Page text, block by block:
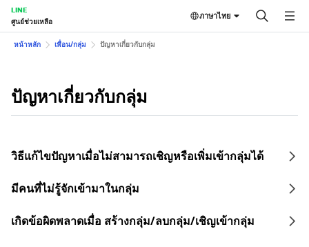
LINE
ศูนย์ช่วยเหลือ
ภาษาไทย
หน้าหลัก เพื่อน/กลุ่ม ปัญหาเกี่ยวกับกลุ่ม
ปัญหาเกี่ยวกับกลุ่ม
วิธีแก้ไขปัญหาเมื่อไม่สามารถเชิญหรือเพิ่มเข้ากลุ่มได้
มีคนที่ไม่รู้จักเข้ามาในกลุ่ม
เกิดข้อผิดพลาดเมื่อ สร้างกลุ่ม/ลบกลุ่ม/เชิญเข้ากลุ่ม